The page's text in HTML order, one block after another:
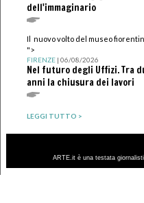
dell'immaginario
Il nuovo volto del museo
">
FIRENZE| 06/08/2026
Nel futuro degli Uffizi. Tra
anni la chiusura dei lavori
LEGGI TUTTO >
ARTE.it è una testata